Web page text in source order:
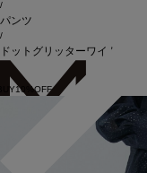
/
パンツ
/
ドットグリッターワイドパンツ